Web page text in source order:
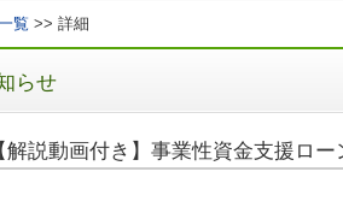
覧 >> 詳細
らせ
解説動画付き】事業性資金支援ロ